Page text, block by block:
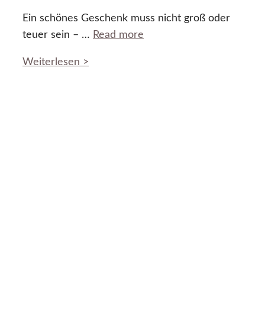
Ein schönes Geschenk muss nicht groß oder
teuer sein – … Read more
Weiterlesen >